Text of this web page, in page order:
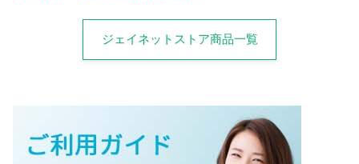
ジェイネットストア商品一覧